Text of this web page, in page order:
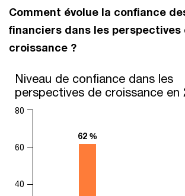
Comment évolue la confiance
financiers dans les perspectives
croissance ?
Niveau de confiance dans les
Bar chart with 3 data series.
The chart has 1 X axis displaying
Niveau de confiance dans les
perspectives de croissance en
62 %
62 %
40
60
80